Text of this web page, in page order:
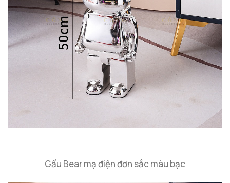
Gấu Bear mạ điện đơn sắc màu bạc